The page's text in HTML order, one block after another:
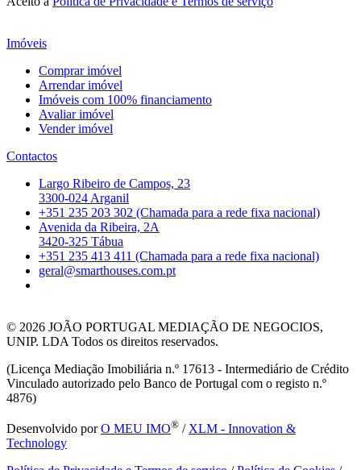
Imóveis
Comprar imóvel
Arrendar imóvel
Imóveis com 100% financiamento
Avaliar imóvel
Vender imóvel
Contactos
Largo Ribeiro de Campos, 23
3300-024 Arganil
+351 235 203 302 (Chamada para a rede fixa nacional)
Avenida da Ribeira, 2A
3420-325 Tábua
+351 235 413 411 (Chamada para a rede fixa nacional)
geral@smarthouses.com.pt
© 2026 JOÃO PORTUGAL MEDIAÇÃO DE NEGOCIOS,
UNIP. LDA Todos os direitos reservados.
(Licença Mediação Imobiliária n.º 17613 - Intermediário de Crédito
Vinculado autorizado pelo Banco de Portugal com o registo n.º
4876)
Desenvolvido porO MEU IMO® / XLM - Innovation &
Technology